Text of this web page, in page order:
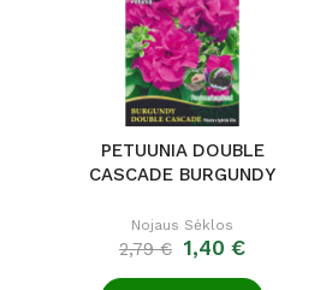
PETUUNIA DOUBLE
CASCADE BURGUNDY
Nojaus Sėklos
2,79 € 1,40 €